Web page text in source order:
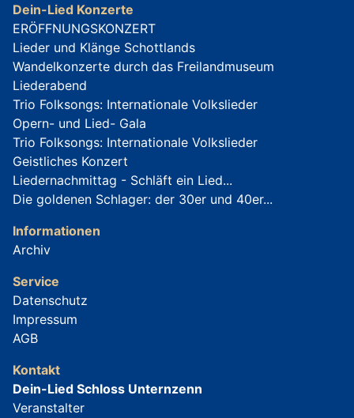
Dein-Lied Konzerte
ERÖFFNUNGSKONZERT
Lieder und Klänge Schottlands
Wandelkonzerte durch das Freilandmuseum
Liederabend
Trio Folksongs: Internationale Volkslieder
Opern- und Lied- Gala
Trio Folksongs: Internationale Volkslieder
Geistliches Konzert
Liedernachmittag - Schläft ein Lied...
Die goldenen Schlager: der 30er und 40er...
Informationen
Archiv
Service
Datenschutz
Impressum
AGB
Kontakt
Dein-Lied Schloss Unternzenn
Veranstalter